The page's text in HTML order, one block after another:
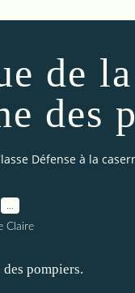
de
des
Défense à la
Claire
pompiers.